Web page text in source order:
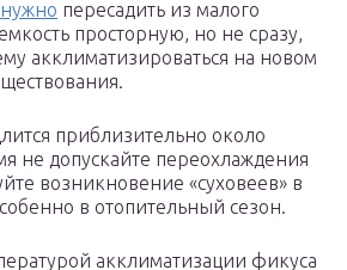
пересадить из малого
просторную, но не сразу,
акклиматизироваться на новом
приблизительно около
не допускайте переохлаждения
возникновение «суховеев» в
в отопительный сезон.
акклиматизации фикуса